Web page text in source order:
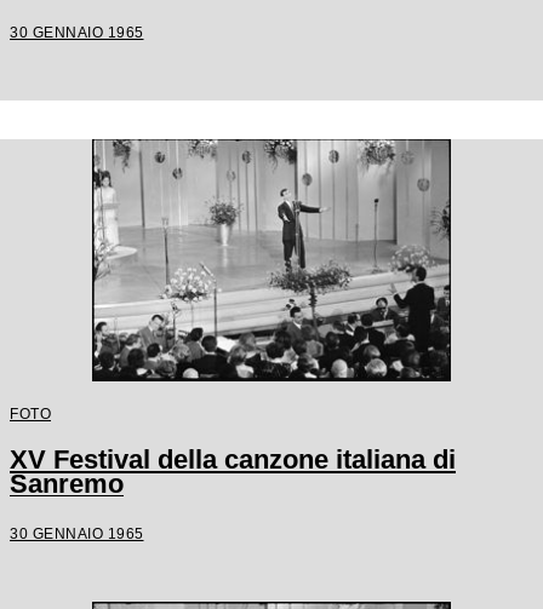
30 GENNAIO 1965
FOTO
XV Festival della canzone italiana di
Sanremo
30 GENNAIO 1965